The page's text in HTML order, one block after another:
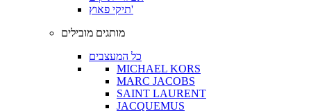
תיקי פאוץ'
מותגים מובילים
כל המעצבים
MICHAEL KORS
MARC JACOBS
SAINT LAURENT
JACQUEMUS